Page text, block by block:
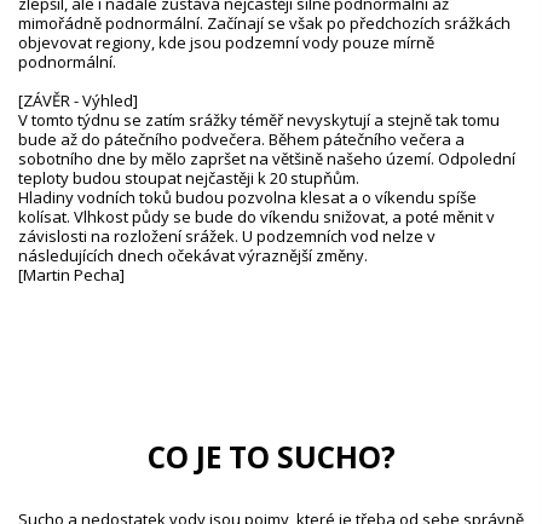
mimořádně podnormální. Začínají se však po předchozích srážkách
objevovat regiony, kde jsou podzemní vody pouze mírně
podnormální.
[ZÁVĚR - Výhled]
V tomto týdnu se zatím srážky téměř nevyskytují a stejně tak tomu
bude až do pátečního podvečera. Během pátečního večera a
sobotního dne by mělo zapršet na většině našeho území. Odpolední
teploty budou stoupat nejčastěji k 20 stupňům.
Hladiny vodních toků budou pozvolna klesat a o víkendu spíše
kolísat. Vlhkost půdy se bude do víkendu snižovat, a poté měnit v
závislosti na rozložení srážek. U podzemních vod nelze v
následujících dnech očekávat výraznější změny.
[Martin Pecha]
CO JE TO SUCHO?
Sucho a nedostatek vody jsou pojmy, které je třeba od sebe správně